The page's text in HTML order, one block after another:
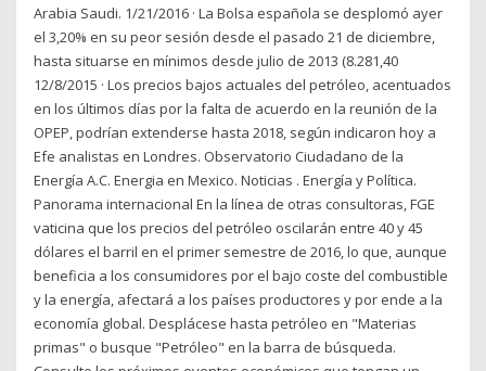
Arabia Saudi. 1/21/2016 · La Bolsa española se desplomó ayer
el 3,20% en su peor sesión desde el pasado 21 de diciembre,
hasta situarse en mínimos desde julio de 2013 (8.281,40
12/8/2015 · Los precios bajos actuales del petróleo, acentuados
en los últimos días por la falta de acuerdo en la reunión de la
OPEP, podrían extenderse hasta 2018, según indicaron hoy a
Efe analistas en Londres. Observatorio Ciudadano de la
Energía A.C. Energia en Mexico. Noticias . Energía y Política.
Panorama internacional En la línea de otras consultoras, FGE
vaticina que los precios del petróleo oscilarán entre 40 y 45
dólares el barril en el primer semestre de 2016, lo que, aunque
beneficia a los consumidores por el bajo coste del combustible
y la energía, afectará a los países productores y por ende a la
economía global. Desplácese hasta petróleo en "Materias
primas" o busque "Petróleo" en la barra de búsqueda.